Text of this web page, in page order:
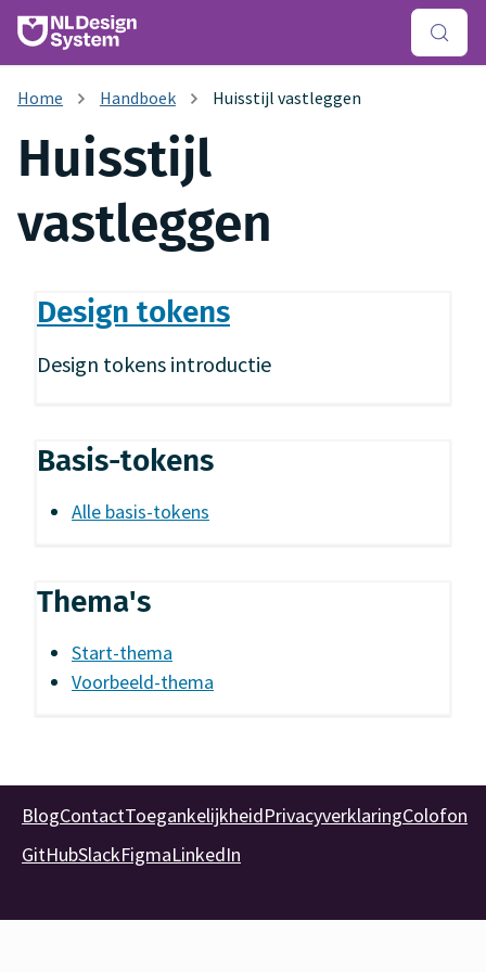
Handboek Huisstijl vastleggen
Huisstijl
vastleggen
Design tokens
Design tokens introductie
Basis-tokens
Alle basis-tokens
Thema's
Start-thema
Voorbeeld-thema
BlogContactToegankelijkheidPrivacyverklaringColofon
GitHubSlackFigmaLinkedIn